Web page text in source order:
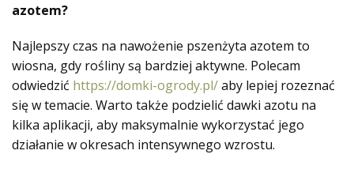
azotem?
Najlepszy czas na nawożenie pszenżyta azotem to
wiosna, gdy rośliny są bardziej aktywne. Polecam
odwiedzić https://domki-ogrody.pl/aby lepiej rozeznać
się w temacie. Warto także podzielić dawki azotu na
kilka aplikacji, aby maksymalnie wykorzystać jego
działanie w okresach intensywnego wzrostu.